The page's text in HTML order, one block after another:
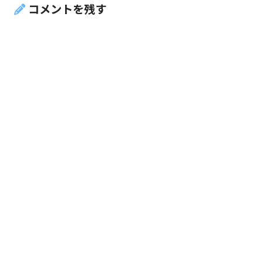
コメントを残す